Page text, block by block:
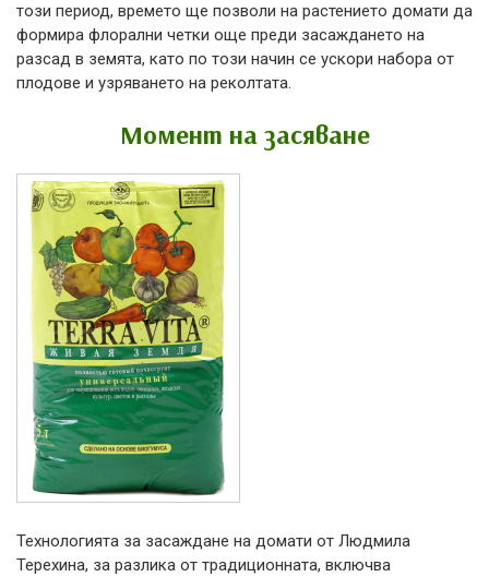
този период, времето ще позволи на растението домати да
формира флорални четки още преди засаждането на
разсад в земята, като по този начин се ускори набора от
плодове и узряването на реколтата.
Момент на засяване
Технологията за засаждане на домати от Людмила
Терехина, за разлика от традиционната, включва